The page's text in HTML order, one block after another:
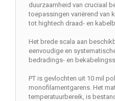
duurzaamheid van cruciaal
toepassingen variërend van
tot hightech draad- en
Het brede scala aan
eenvoudige en
bedradings- en
PT is gevlochten uit 10 mil
monofilamentgarens. Het
temperatuurbereik, is